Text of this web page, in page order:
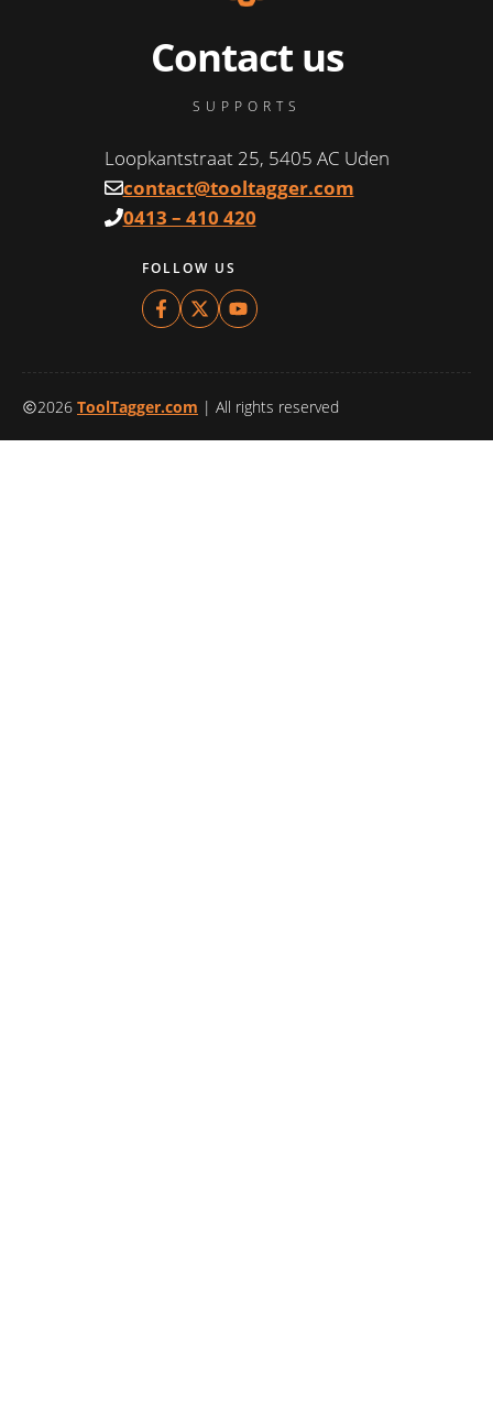
Contact us
SUPPORTS
Loopkantstraat 25, 5405 AC Uden
contact@tooltagger.com
0413 – 410 420
FOLLOW US
2026 ToolTagger.com | All rights reserved